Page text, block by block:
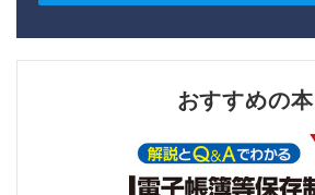
おすすめの本